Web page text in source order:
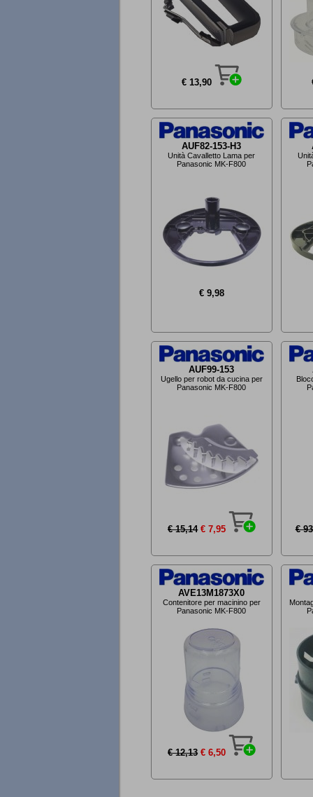
€ 13,90
AUF82-153-H3
Unità Cavalletto Lama per
Panasonic MK-F800
€ 9,98
AUF99-153
Ugello per robot da cucina per
Panasonic MK-F800
€ 15,14 € 7,95 €
AVE13M1873X0
Contenitore per macinino per
Panasonic MK-F800
€ 12,13 € 6,50